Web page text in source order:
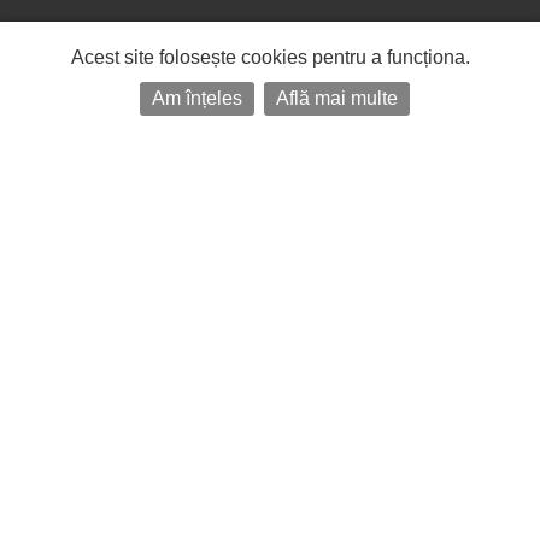
Acest site folosește cookies pentru a funcționa.
Am înțeles
Află mai multe